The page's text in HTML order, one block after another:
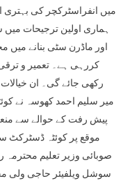
میں انفراسٹرکچر کی
ہماری اولین ترجیحات میں
اور ماڈرن سٹی بنانے میں
کررہی ہے۔ تعمیر و
رکھی جائے گی۔ ان
میر سلیم احمد کھوسہ نے
پیش رفت کے حوالے سے
موقع پر کوئٹہ ڈسٹرکٹ
صوبائی وزیر تعلیم محترمہ
سوشل ویلفیئر حاجی ولی